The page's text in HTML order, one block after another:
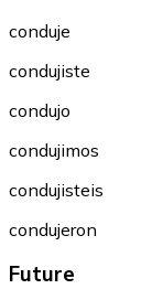
conduje
condujiste
condujo
condujimos
condujisteis
condujeron
Future